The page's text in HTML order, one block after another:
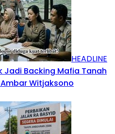
HEADLINE
Jadi Backing Mafia Tanah
Witjaksono